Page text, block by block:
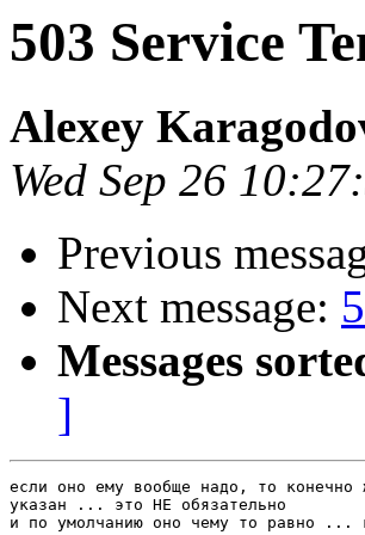
503 Service
Alexey
Wed Sep 26
Previous
Next message:
Messages
]
если оно ему вообще надо, то конечно
указан ... это НЕ обязательно
и по умолчанию оно чему то равно ...